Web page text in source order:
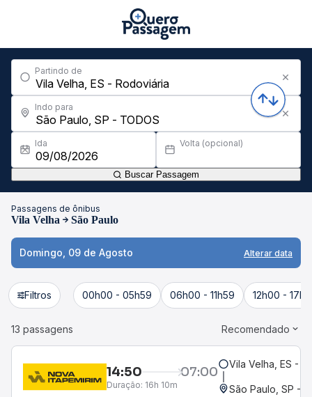
Partindo de
Indo para
Ida Volta (opcional)
Buscar Passagem
Passagens de ônibus
Vila Velha São Paulo
Domingo, 09 de Agosto Alterar data
Filtros 00h00 - 05h59 06h00 - 11h59 12h00 -
13 passagens Recomendado
14:50 07:00
Duração: 16h 10m
Vila Velha, ES -
São Paulo, SP -